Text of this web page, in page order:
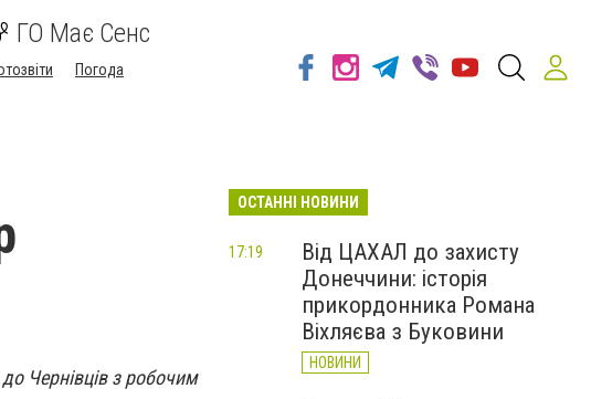
ГО Має Сенс
Погода
Чернівців з робочим
ОСТАННІ НОВИНИ
Від ЦАХАЛ до захисту
Донеччини: історія
прикордонника Романа
Віхляєва з Буковини
НОВИНИ
17:19